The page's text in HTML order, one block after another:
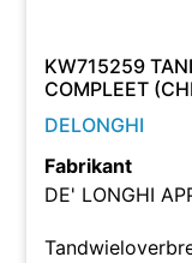
KW715259
COMPLEET
DELONGHI
Fabrikant
DE' LONGHI